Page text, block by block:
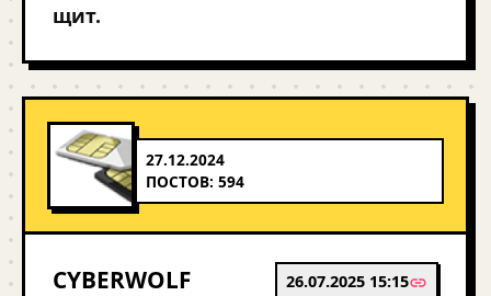
щит.
27.12.2024
ПОСТОВ: 594
CYBERWOLF 26.07.2025 15:15